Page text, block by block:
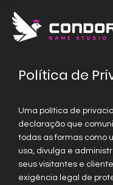
Política de
Uma política de
declaração que
todas as formas como
usa, divulga e
seus visitantes e
exigência legal de